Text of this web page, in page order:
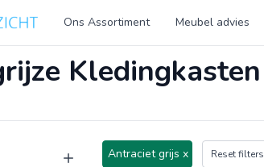
Ons Assortiment Meubel advies
Kledingkasten
Antraciet grijs x Reset filters